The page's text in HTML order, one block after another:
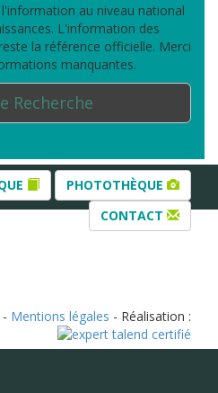
au niveau national
L'information des
la référence officielle. Merci
manquantes.
Recherche
PHOTOTHÈQUE
CONTACT
- Mentions légales - Réalisation :